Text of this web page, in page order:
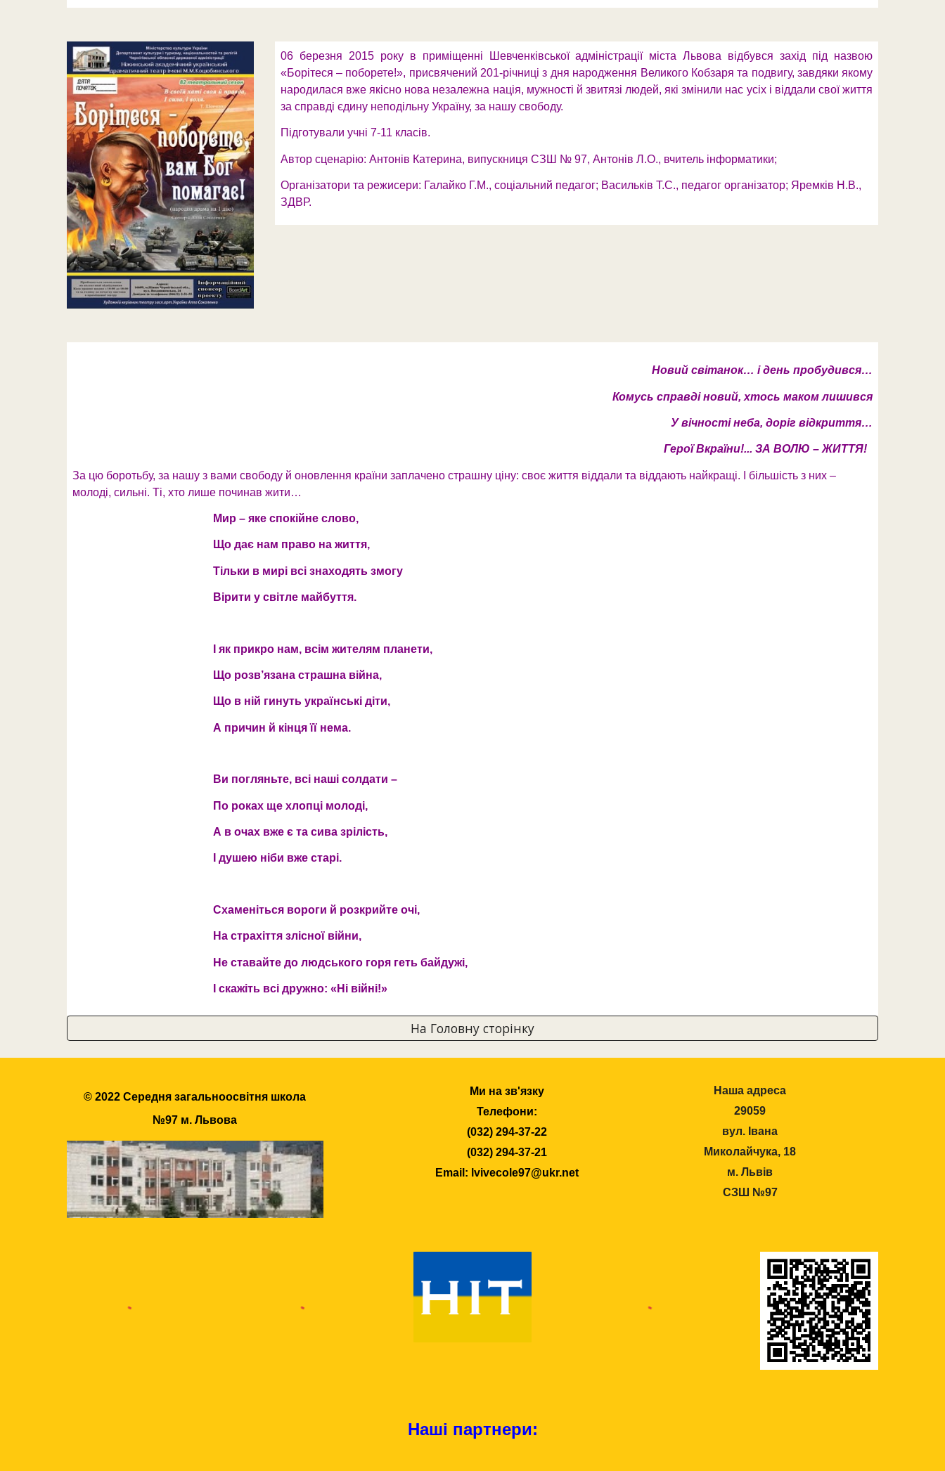
06 березня 2015 року в приміщенні Шевченківської адміністрації міста Львова відбувся захід під назвою
«Борітеся – поборете!», присвячений 201-річниці з дня народження Великого Кобзаря та подвигу, завдяки якому
народилася вже якісно нова незалежна нація, мужності й звитязі людей, які змінили нас усіх і віддали свої життя
за справді єдину неподільну Україну, за нашу свободу.
Підготували учні 7-11 класів.
Автор сценарію: Антонів Катерина, випускниця СЗШ № 97, Антонів Л.О., вчитель інформатики;
Організатори та режисери: Галайко Г.М., соціальний педагог; Васильків Т.С., педагог організатор; Яремків Н.В.,
ЗДВР.
Новий світанок… і день пробудився…
Комусь справді новий, хтось маком лишився
У вічності неба, доріг відкриття…
Герої Вкраїни!... ЗА ВОЛЮ – ЖИТТЯ!
За цю боротьбу, за нашу з вами свободу й оновлення країни заплачено страшну ціну: своє життя віддали та віддають найкращі. І більшість з них –
молоді, сильні. Ті, хто лише починав жити…
Мир – яке спокійне слово,
Що дає нам право на життя,
Тільки в мирі всі знаходять змогу
Вірити у світле майбуття.
І як прикро нам, всім жителям планети,
Що розв’язана страшна війна,
Що в ній гинуть українські діти,
А причин й кінця її нема.
Ви погляньте, всі наші солдати –
По роках ще хлопці молоді,
А в очах вже є та сива зрілість,
І душею ніби вже старі.
Схаменіться вороги й розкрийте очі,
На страхіття злісної війни,
Не ставайте до людського горя геть байдужі,
І скажіть всі дружно: «Ні війні!»
На Головну сторінку
© 2022 Середня загальноосвітня школа
№97 м. Львова
Ми на зв'язку
Телефони:
(032) 294-37-22
(032) 294-37-21
Email: lvivecole97@ukr.net
Наша адреса
29059
вул. Івана
Миколайчука, 18
м. Львів
СЗШ №97
Наші партнери: